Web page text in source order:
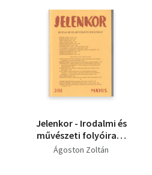
Jelenkor - Irodalmi és
művészeti folyóirat -
2011. május
Ágoston Zoltán